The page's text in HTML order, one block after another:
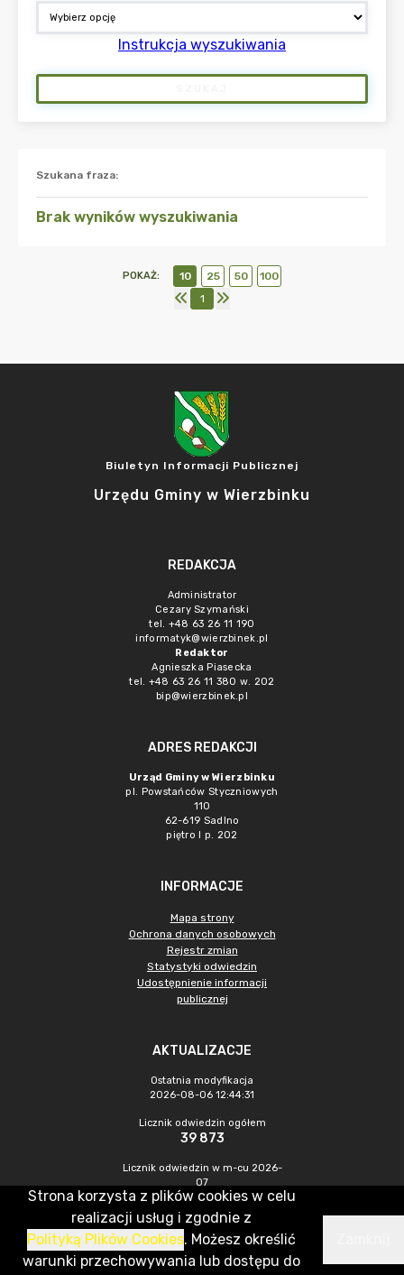
Instrukcja wyszukiwania
Szukana fraza:
Brak wyników wyszukiwania
POKAŻ: 10 25 50
100
1
Biuletyn Informacji Publicznej
Urzędu Gminy w Wierzbinku
REDAKCJA
Administrator
Cezary Szymański
tel. +48 63 26 11 190
informatyk@wierzbinek.pl
Redaktor
Agnieszka Piasecka
tel. +48 63 26 11 380 w. 202
bip@wierzbinek.pl
ADRES REDAKCJI
Urząd Gminy w Wierzbinku
pl. Powstańców Styczniowych
110
62-619 Sadlno
piętro I p. 202
INFORMACJE
Mapa strony
Ochrona danych osobowych
Rejestr zmian
Statystyki odwiedzin
Udostępnienie informacji
publicznej
AKTUALIZACJE
Ostatnia modyfikacja
2026-08-06 12:44:31
Licznik odwiedzin ogółem
39 873
Licznik odwiedzin w m-cu 2026-
07
314
CMS & Hosting: Nefeni Sp. z o.o.
Strona korzysta z plików cookies w celu
realizacji usług i zgodnie z
Polityką Plików Cookies. Możesz określić
warunki przechowywania lub dostępu do